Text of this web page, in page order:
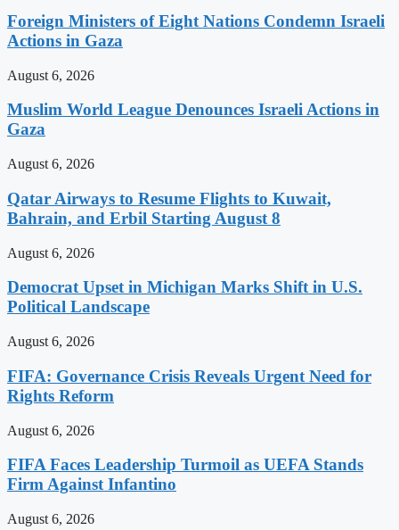
Foreign Ministers of Eight Nations Condemn Israeli
Actions in Gaza
August 6, 2026
Muslim World League Denounces Israeli Actions in
Gaza
August 6, 2026
Qatar Airways to Resume Flights to Kuwait,
Bahrain, and Erbil Starting August 8
August 6, 2026
Democrat Upset in Michigan Marks Shift in U.S.
Political Landscape
August 6, 2026
FIFA: Governance Crisis Reveals Urgent Need for
Rights Reform
August 6, 2026
FIFA Faces Leadership Turmoil as UEFA Stands
Firm Against Infantino
August 6, 2026